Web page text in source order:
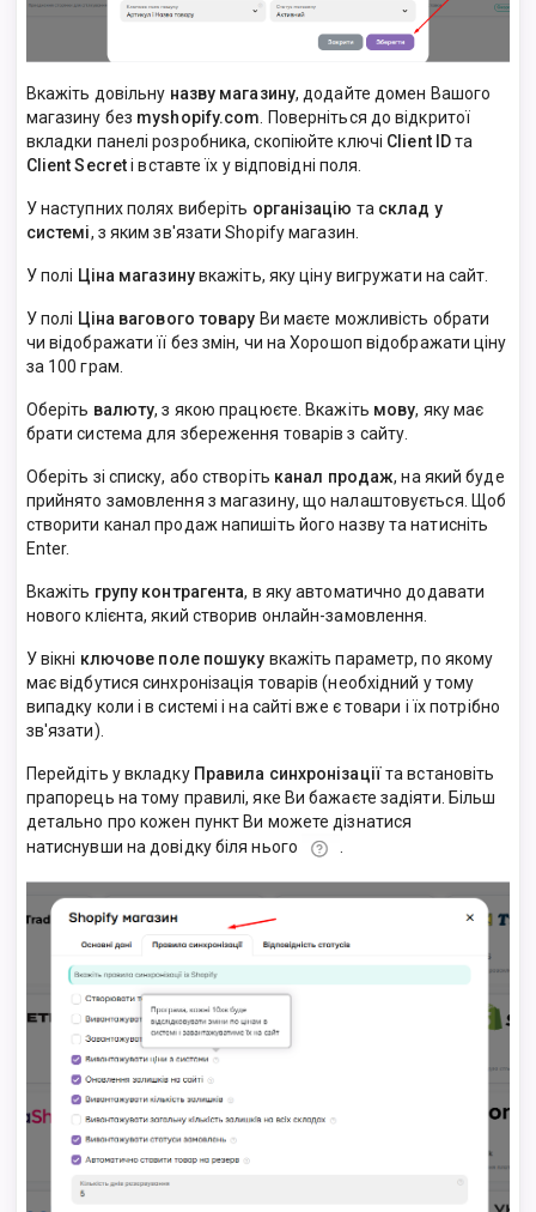
Вкажіть довільну назву магазину, додайте домен Вашого
магазину без myshopify.com . Поверніться до відкритої
вкладки панелі розробника, скопіюйте ключі Client IDта
Client Secretі вставте їх у відповідні поля.
У наступних полях виберіть організацію та склад у
системі, з яким зв'язати Shopify магазин.
У полі Ціна магазинувкажіть, яку ціну вигружати на сайт.
У полі Ціна вагового товару Ви маєте можливість обрати
чи відображати її без змін, чи на Хорошоп відображати ціну
за 100 грам.
Оберіть валюту, з якою працюєте. Вкажіть мову, яку має
брати система для збереження товарів з сайту.
Оберіть зі списку, або створіть канал продаж, на який буде
прийнято замовлення з магазину, що налаштовується. Щоб
створити канал продаж напишіть його назву та натисніть
Enter.
Вкажіть групу контрагента, в яку автоматично додавати
нового клієнта, який створив онлайн-замовлення.
У вікні ключове поле пошуку вкажіть параметр, по якому
має відбутися синхронізація товарів (необхідний у тому
випадку коли і в системі і на сайті вже є товари і їх потрібно
зв'язати).
Перейдіть у вкладку Правила синхронізаціїта встановіть
прапорець на тому правилі, яке Ви бажаєте задіяти. Більш
детально про кожен пункт Ви можете дізнатися
натиснувши на довідку біля нього